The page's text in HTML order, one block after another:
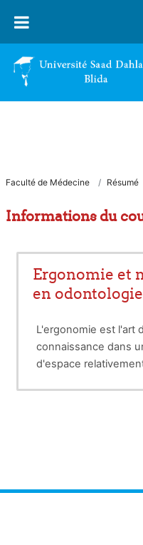
Faculté de Médecine Résumé
Informations du
Ergonomie et
en
L'ergonomie est l'art
connaissance dans
d'espace